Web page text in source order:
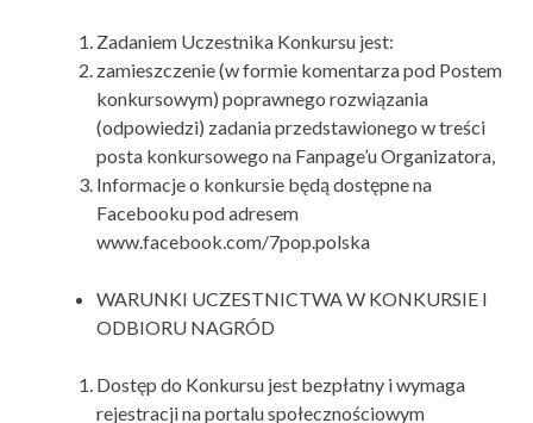
Zadaniem Uczestnika Konkursu jest:
zamieszczenie (w formie komentarza pod Postem
konkursowym) poprawnego rozwiązania
(odpowiedzi) zadania przedstawionego w treści
posta konkursowego na Fanpage’u Organizatora,
Informacje o konkursie będą dostępne na
Facebooku pod adresem
www.facebook.com/7pop.polska
WARUNKI UCZESTNICTWA W KONKURSIE I
ODBIORU NAGRÓD
Dostęp do Konkursu jest bezpłatny i wymaga
rejestracji na portalu społecznościowym